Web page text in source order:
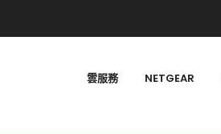
雲服務 NETGEAR